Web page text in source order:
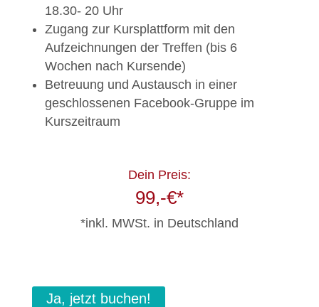
18.30- 20 Uhr
Zugang zur Kursplattform mit den
Aufzeichnungen der Treffen (bis 6
Wochen nach Kursende)
Betreuung und Austausch in einer
geschlossenen Facebook-Gruppe im
Kurszeitraum
Dein Preis:
99,-€*
*inkl. MWSt. in Deutschland
Ja, jetzt buchen!